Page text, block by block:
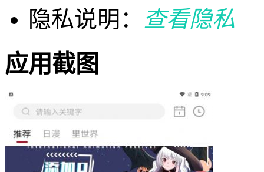
隐私说明：
查看隐私
应用截图